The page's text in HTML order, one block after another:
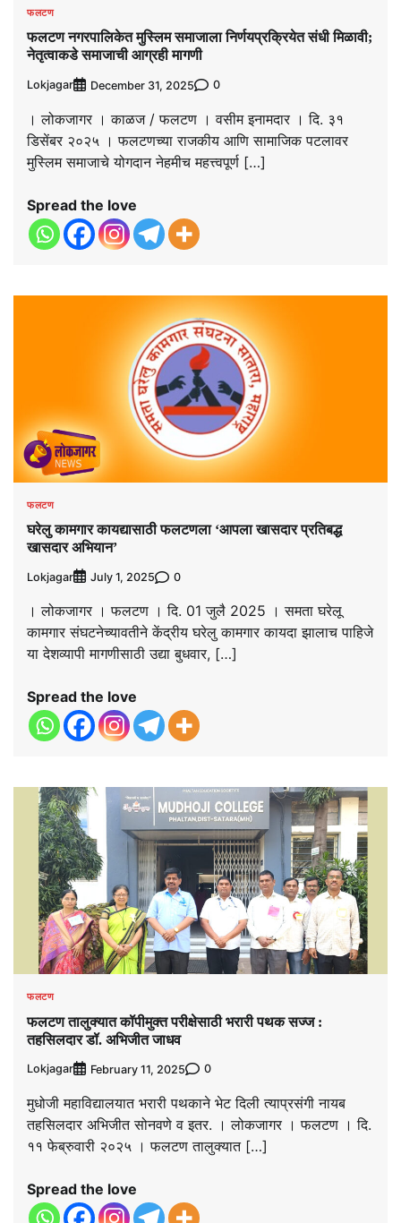
फलटण
फलटण नगरपालिकेत मुस्लिम समाजाला निर्णयप्रक्रियेत संधी मिळावी;
नेतृत्वाकडे समाजाची आग्रही मागणी
Lokjagar December 31, 2025 0
। लोकजागर । काळज / फलटण । वसीम इनामदार । दि. ३१
डिसेंबर २०२५ । फलटणच्या राजकीय आणि सामाजिक पटलावर
मुस्लिम समाजाचे योगदान नेहमीच महत्त्वपूर्ण […]
Spread the love
फलटण
घरेलु कामगार कायद्यासाठी फलटणला ‘आपला खासदार प्रतिबद्ध
खासदार अभियान’
Lokjagar July 1, 2025 0
। लोकजागर । फलटण । दि. 01 जुलै 2025 । समता घरेलू
कामगार संघटनेच्यावतीने केंद्रीय घरेलु कामगार कायदा झालाच पाहिजे
या देशव्यापी मागणीसाठी उद्या बुधवार, […]
Spread the love
फलटण
फलटण तालुक्यात कॉपीमुक्त परीक्षेसाठी भरारी पथक सज्ज :
तहसिलदार डॉ. अभिजीत जाधव
Lokjagar February 11, 2025 0
मुधोजी महाविद्यालयात भरारी पथकाने भेट दिली त्याप्रसंगी नायब
तहसिलदार अभिजीत सोनवणे व इतर. । लोकजागर । फलटण । दि.
११ फेब्रुवारी २०२५ । फलटण तालुक्यात […]
Spread the love